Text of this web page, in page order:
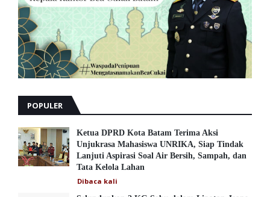
POPULER
Ketua DPRD Kota Batam Terima Aksi
Unjukrasa Mahasiswa UNRIKA, Siap Tindak
Lanjuti Aspirasi Soal Air Bersih, Sampah, dan
Tata Kelola Lahan
Dibaca kali